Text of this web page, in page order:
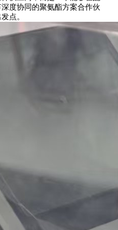
度协同的聚氨酯方案合作伙
点。